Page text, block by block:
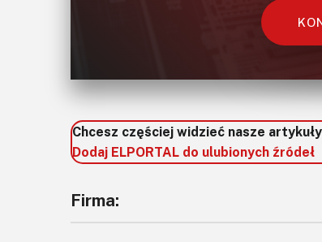
Chcesz częściej widzieć nasze
Dodaj ELPORTAL do ulubionych źródeł
Firma: